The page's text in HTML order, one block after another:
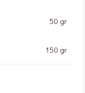
50 gr
150 gr